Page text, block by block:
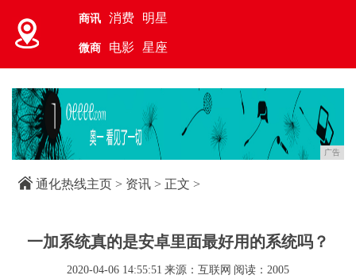
商讯 消费 明星
微商 电影 星座
广告
通化热线主页 > 资讯 > 正文 >
一加系统真的是安卓里面最好用的系统吗？
2020-04-06 14:55:51 来源：互联网 阅读：2005